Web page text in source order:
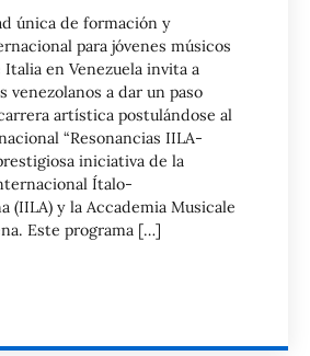
única de formación y
para jóvenes músicos
Italia en Venezuela invita a
venezolanos a dar un paso
artística postulándose al
“Resonancias IILA-
iniciativa de la
Ítalo-
(IILA) y la Accademia Musicale
Este programa […]